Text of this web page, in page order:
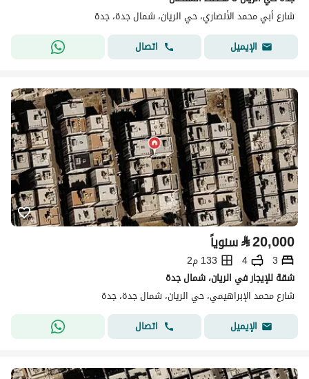
شارع أبي محمد الأنصاري، حي الريان، شمال جدة، جدة
الإيميل
اتصال
⃁20,000 سنوياً
3
4
133 م2
شقة للإيجار في الريان، شمال جدة
شارع محمد الإبراهيمي، حي الريان، شمال جدة، جدة
الإيميل
اتصال